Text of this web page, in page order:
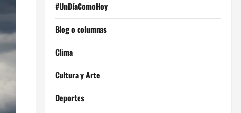
#UnDíaComoHoy
Blog o columnas
Clima
Cultura y Arte
Deportes